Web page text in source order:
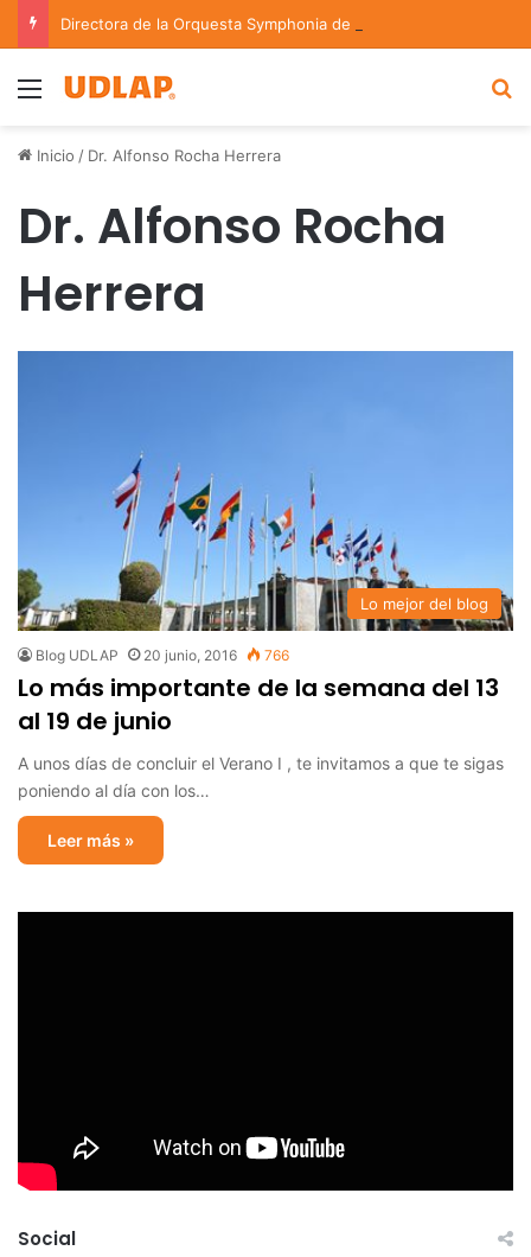
Menu
Inicio / Dr. Alfonso Rocha Herrera
Dr. Alfonso Rocha
Herrera
Lo mejor del blog
Blog UDLAP 20 junio, 2016 766
Lo más importante de la semana del 13
al 19 de junio
A unos días de concluir el Verano I , te invitamos a que te sigas
poniendo al día con los…
Leer más »
Social